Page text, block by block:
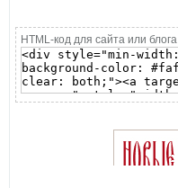
HTML-код для сайта или